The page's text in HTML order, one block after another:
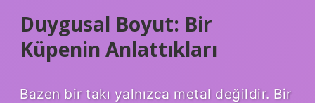
Duygusal Boyut: Bir
Küpenin Anlattıkları
Bazen bir takı yalnızca metal değildir. Bir